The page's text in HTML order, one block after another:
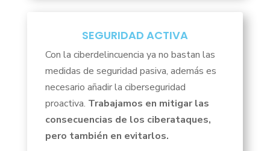
SEGURIDAD ACTIVA
Con la ciberdelincuencia ya no bastan las
medidas de seguridad pasiva, además es
necesario añadir la ciberseguridad
proactiva. Trabajamos en mitigar las
consecuencias de los ciberataques,
pero también en evitarlos.